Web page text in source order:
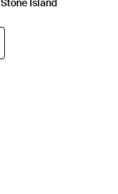
Stone Island